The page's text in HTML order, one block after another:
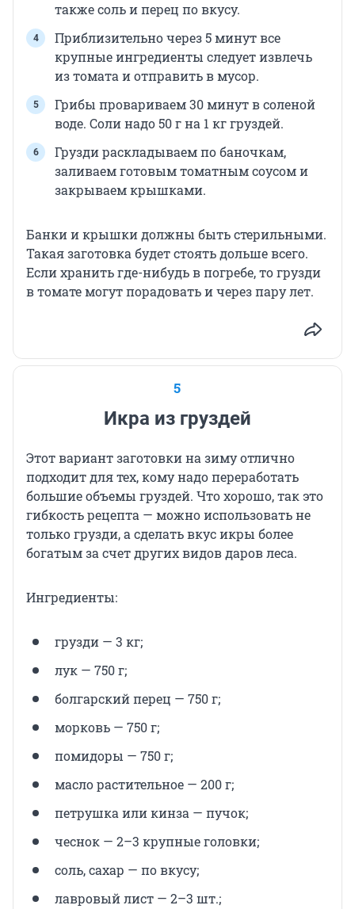
также соль и перец по вкусу.
Приблизительно через 5 минут все
крупные ингредиенты следует извлечь
из томата и отправить в мусор.
Грибы провариваем 30 минут в соленой
воде. Соли надо 50 г на 1 кг груздей.
Грузди раскладываем по баночкам,
заливаем готовым томатным соусом и
закрываем крышками.
Банки и крышки должны быть стерильными.
Такая заготовка будет стоять дольше всего.
Если хранить где-нибудь в погребе, то грузди
в томате могут порадовать и через пару лет.
5
Икра из груздей
Этот вариант заготовки на зиму отлично
подходит для тех, кому надо переработать
большие объемы груздей. Что хорошо, так это
гибкость рецепта — можно использовать не
только грузди, а сделать вкус икры более
богатым за счет других видов даров леса.
Ингредиенты:
грузди — 3 кг;
лук — 750 г;
болгарский перец — 750 г;
морковь — 750 г;
помидоры — 750 г;
масло растительное — 200 г;
петрушка или кинза — пучок;
чеснок — 2–3 крупные головки;
соль, сахар — по вкусу;
лавровый лист — 2–3 шт.;